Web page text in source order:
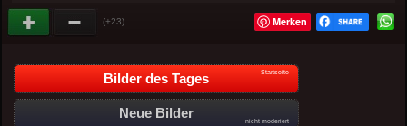
(+23) Merken
Bilder des Tages Startseite
Neue Bilder
nicht moderiert